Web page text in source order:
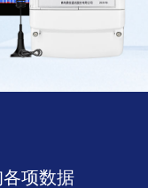
项数据